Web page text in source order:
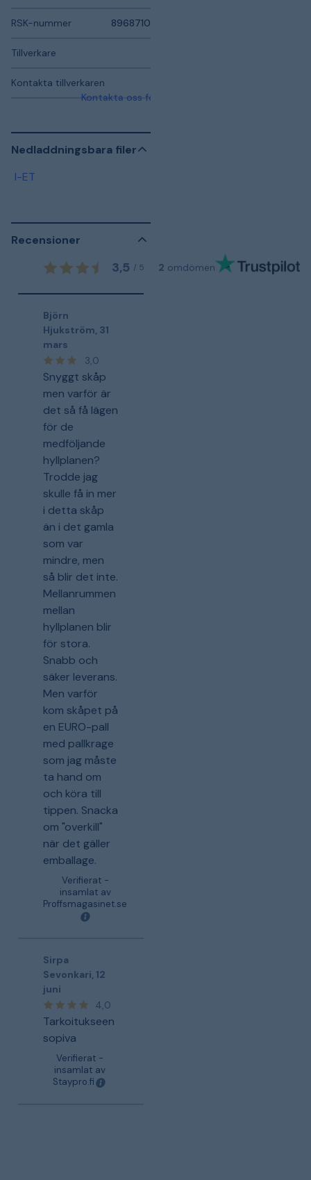
RSK-nummer 8968710
Tillverkare
Kontakta tillverkaren
Kontakta oss för mer information
Nedladdningsbara filer
I-ET
Recensioner
3,5 / 5 2 omdömen
Björn
Hjukström, 31
mars
3,0
Snyggt skåp
men varför är
det så få lägen
för de
medföljande
hyllplanen?
Trodde jag
skulle få in mer
i detta skåp
än i det gamla
som var
mindre, men
så blir det inte.
Mellanrummen
mellan
hyllplanen blir
för stora.
Snabb och
säker leverans.
Men varför
kom skåpet på
en EURO-pall
med pallkrage
som jag måste
ta hand om
och köra till
tippen. Snacka
om "overkill"
när det gäller
emballage.
Verifierat -
insamlat av
Proffsmagasinet.se
Sirpa
Sevonkari, 12
juni
4,0
Tarkoitukseen
sopiva
Verifierat -
insamlat av
Staypro.fi